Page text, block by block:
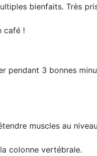
bienfaits. Très
café !
pendant 3 bonnes
muscles au
colonne vertébrale.